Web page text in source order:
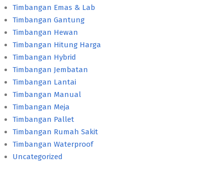
Timbangan Emas & Lab
Timbangan Gantung
Timbangan Hewan
Timbangan Hitung Harga
Timbangan Hybrid
Timbangan Jembatan
Timbangan Lantai
Timbangan Manual
Timbangan Meja
Timbangan Pallet
Timbangan Rumah Sakit
Timbangan Waterproof
Uncategorized